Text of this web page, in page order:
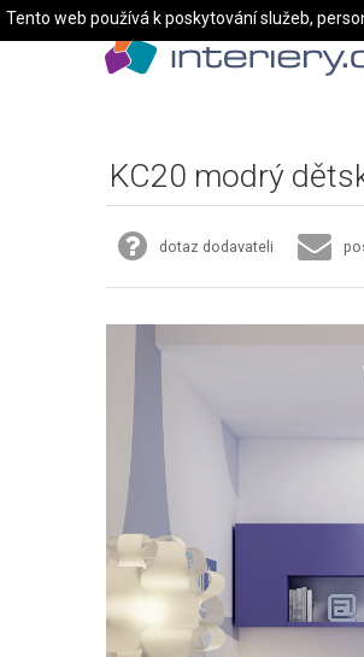
KC20 modrý
dotaz dodavateli
Tento web používá k poskytování služeb,